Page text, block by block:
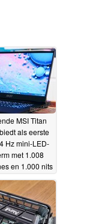
MSI Titan
als eerste
Hz mini-LED-
met 1.008
en 1.000 nits
13-12-
2022